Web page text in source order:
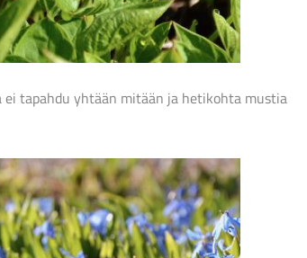
ei tapahdu yhtään mitään ja hetikohta mustia